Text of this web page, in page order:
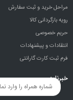
مراحل خرید و ثبت سفارش
رویه بازگردانی کالا
حریم خصوصی
انتقادات و پيشنهادات
فرم ثبت کارت گارانتی
خبرنامه